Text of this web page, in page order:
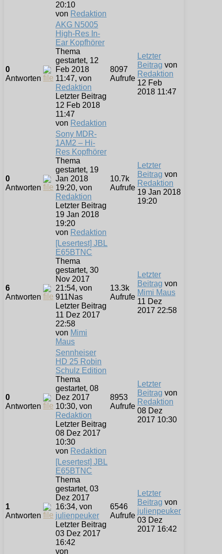
20:10
von Redaktion
0
Antworten
AKG N5005
High-Res In-
Ear Kopfhörer
Thema
gestartet, 12
Feb 2018
11:47, von
Redaktion
Letzter Beitrag
12 Feb 2018
11:47
von Redaktion
8097
Aufrufe
Letzter
Beitrag von
Redaktion
12 Feb
2018 11:47
0
Antworten
Sony MDR-
1AM2 – Hi-
Res Kopfhörer
Thema
gestartet, 19
Jan 2018
19:20, von
Redaktion
Letzter Beitrag
19 Jan 2018
19:20
von Redaktion
10.7k
Aufrufe
Letzter
Beitrag von
Redaktion
19 Jan 2018
19:20
6
Antworten
[Lesertest] JBL
E65BTNC
Thema
gestartet, 30
Nov 2017
21:54, von
911Nas
Letzter Beitrag
11 Dez 2017
22:58
von Mimi
Maus
13.3k
Aufrufe
Letzter
Beitrag von
Mimi Maus
11 Dez
2017 22:58
0
Antworten
Sennheiser
HD 25 Robin
Schulz Edition
Thema
gestartet, 08
Dez 2017
10:30, von
Redaktion
Letzter Beitrag
08 Dez 2017
10:30
von Redaktion
8953
Aufrufe
Letzter
Beitrag von
Redaktion
08 Dez
2017 10:30
1
Antworten
[Lesertest] JBL
E65BTNC
Thema
gestartet, 03
Dez 2017
16:34, von
julienpeuker
Letzter Beitrag
03 Dez 2017
16:42
von
6546
Aufrufe
Letzter
Beitrag von
julienpeuker
03 Dez
2017 16:42